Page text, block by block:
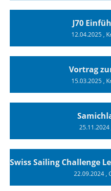
J70
12.04.2025,
Vortrag
15.03.2025,
25.11.2024
22.09.2024,